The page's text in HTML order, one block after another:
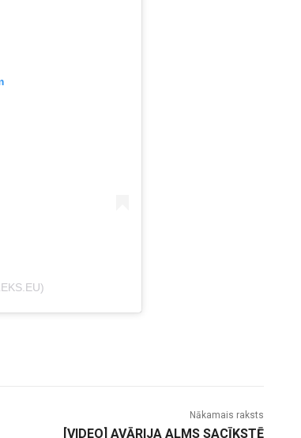
Nākamais raksts
[VIDEO] AVĀRIJA ALMS SACĪKSTĒ